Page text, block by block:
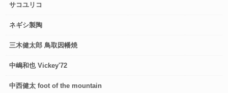
サコユリコ
ネギシ製陶
三木健太郎 鳥取因幡焼
中嶋和也 Vickey'72
中西健太 foot of the mountain